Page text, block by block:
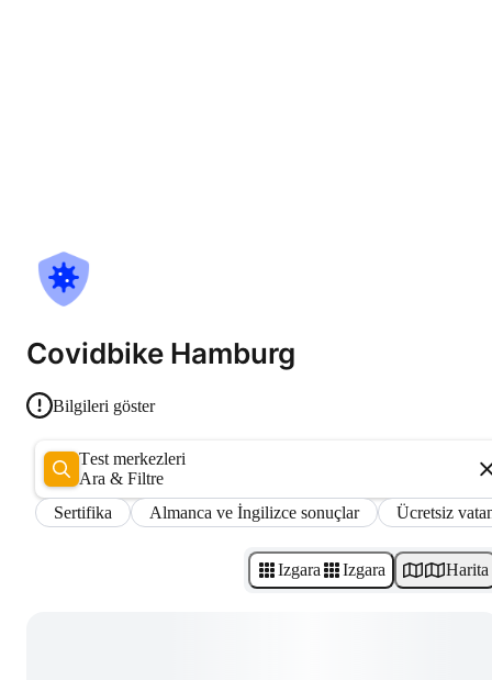
Covidbike Hamburg
Bilgileri göster
Test merkezleri
Ara & Filtre
Sertifika
Almanca ve İngilizce sonuçlar Ücretsiz
Izgara Izgara Harita